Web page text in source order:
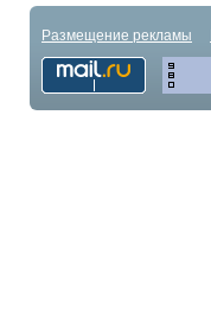
Размещение рекламы